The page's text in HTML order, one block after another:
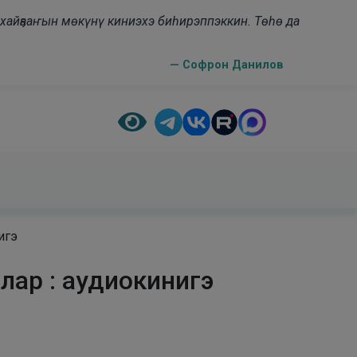
мөкүнү киниэхэ биһирэппэккин. Төһө да
— Софрон Данилов
: аудиокинигэ